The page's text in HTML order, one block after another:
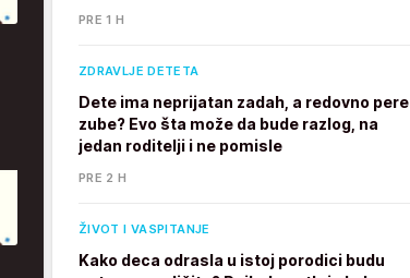
PRE 1 H
ZDRAVLJE DETETA
Dete ima neprijatan zadah, a redovno pere
zube? Evo šta može da bude razlog, na
jedan roditelji i ne pomisle
PRE 2 H
ŽIVOT I VASPITANJE
Kako deca odrasla u istoj porodici budu